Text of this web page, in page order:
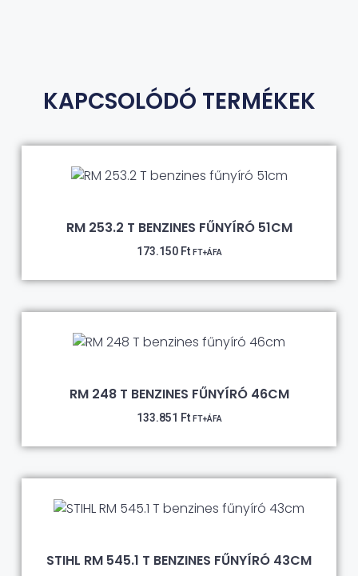
KAPCSOLÓDÓ TERMÉKEK
RM 253.2 T BENZINES FŰNYÍRÓ 51CM
173.150 Ft FT+ÁFA
RM 248 T BENZINES FŰNYÍRÓ 46CM
133.851 Ft FT+ÁFA
STIHL RM 545.1 T BENZINES FŰNYÍRÓ 43CM